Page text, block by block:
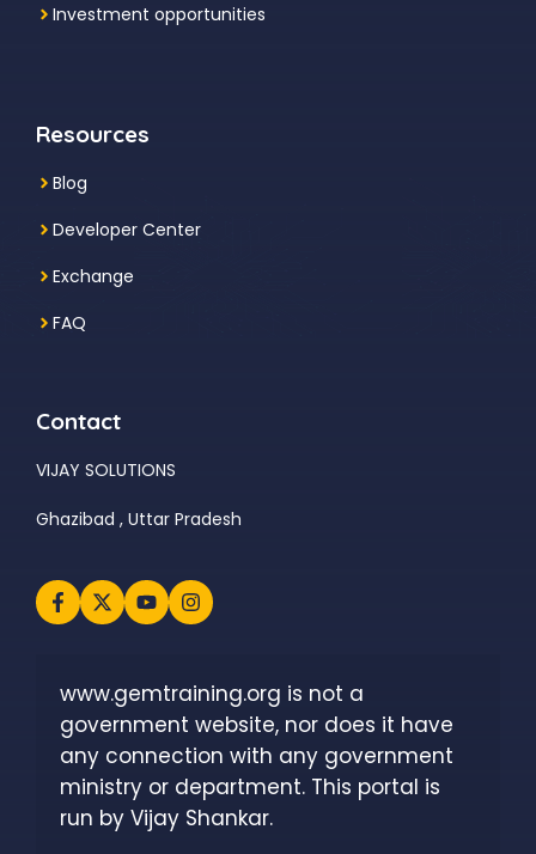
Investment opportunities
Resources
Blog
Developer Center
Exchange
FAQ
Contact
VIJAY SOLUTIONS
Ghazibad , Uttar Pradesh
www.gemtraining.org is not a
government website, nor does it have
any connection with any government
ministry or department. This portal is
run by Vijay Shankar.